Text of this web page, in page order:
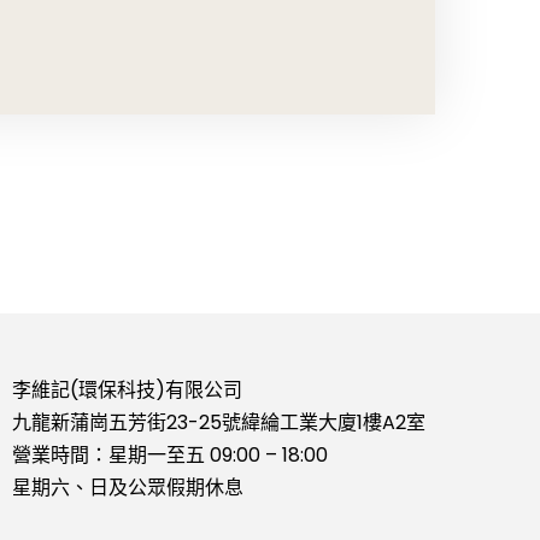
李維記(環保科技)有限公司
九龍新蒲崗五芳街23-25號緯綸工業大廈1樓A2室
營業時間：星期一至五 09:00 – 18:00
星期六、日及公眾假期休息